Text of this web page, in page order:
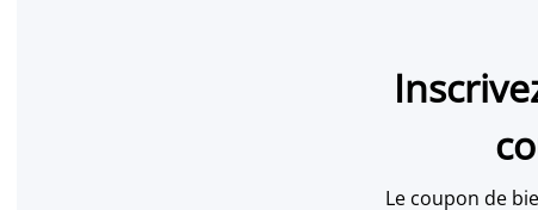
Le coupon de